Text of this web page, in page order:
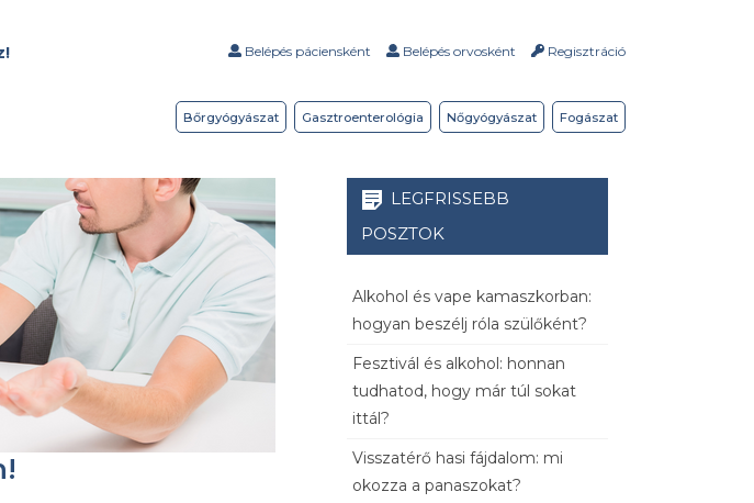
Belépés páciensként Belépés orvosként Regisztráció
Fogászat
Nőgyógyászat
Gasztroenterológia
Bőrgyógyászat
LEGFRISSEBB
POSZTOK
Alkohol és vape kamaszkorban:
hogyan beszélj róla szülőként?
Fesztivál és alkohol: honnan
tudhatod, hogy már túl sokat
ittál?
Visszatérő hasi fájdalom: mi
okozza a panaszokat?